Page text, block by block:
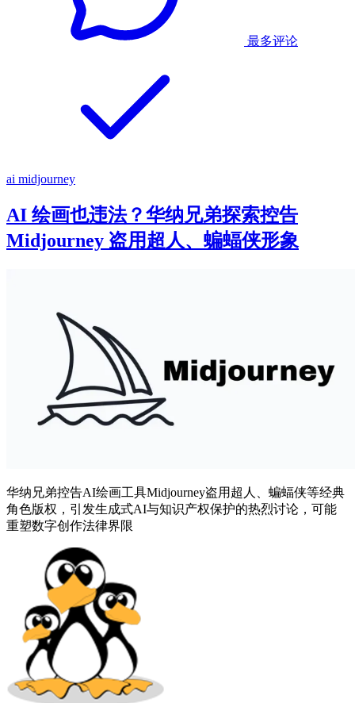
最多评论
ai midjourney
AI 绘画也违法？华纳兄弟探索控告
Midjourney 盗用超人、蝙蝠侠形象
华纳兄弟控告AI绘画工具Midjourney盗用超人、蝙蝠侠等经典
角色版权，引发生成式AI与知识产权保护的热烈讨论，可能
重塑数字创作法律界限